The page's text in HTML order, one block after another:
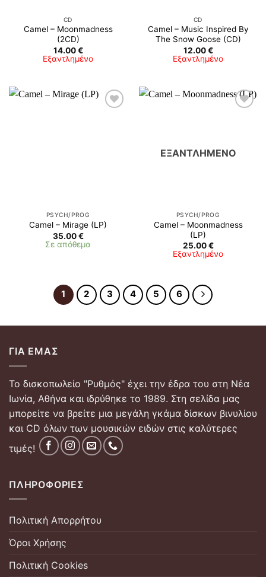
CD
Camel ‎– Moonmadness
(2CD)
14.00€
Εξαντλημένο
CD
Camel ‎– Music Inspired By
The Snow Goose (CD)
12.00€
Εξαντλημένο
PSYCH/PROG
Camel – Mirage (LP)
35.00€
Σε απόθεμα
ΕΞΑΝΤΛΗΜΈΝΟ
PSYCH/PROG
Camel – Moonmadness
(LP)
25.00€
Εξαντλημένο
1 2 3 4 5 6
ΓΙΑ ΕΜΆΣ
Το δισκοπωλείο "Ρυθμός" έχει την έδρα του στη Νέα
Ιωνία, Αθήνα και ιδρύθηκε το 1989. Στη σελίδα μας
μπορείτε να βρείτε μια μεγάλη γκάμα δίσκων βινυλίου
και CD όλων των μουσικών ειδών στις καλύτερες
τιμές!
ΠΛΗΡΟΦΟΡΊΕΣ
Πολιτική Απορρήτου
Όροι Χρήσης
Πολιτική Cookies